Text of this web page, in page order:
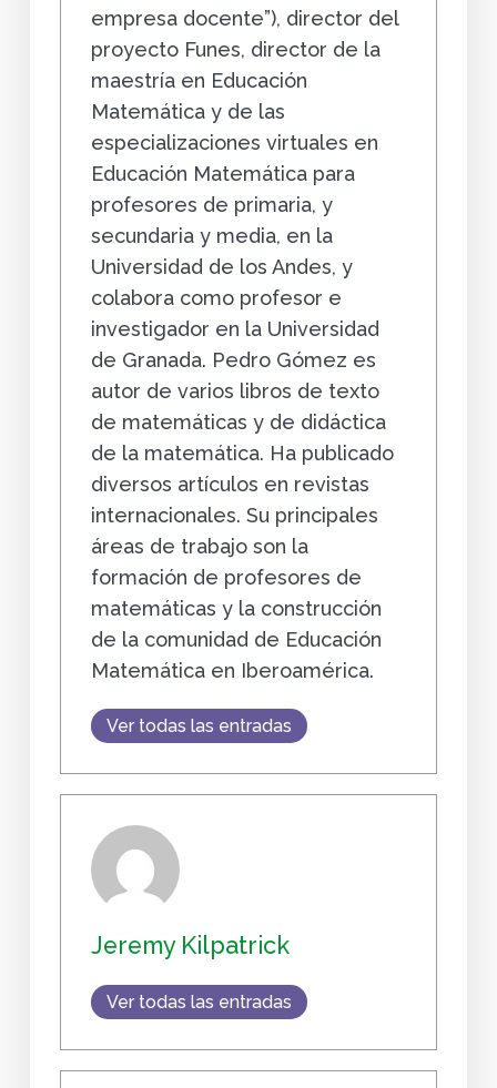
empresa docente”), director del
proyecto Funes, director de la
maestría en Educación
Matemática y de las
especializaciones virtuales en
Educación Matemática para
profesores de primaria, y
secundaria y media, en la
Universidad de los Andes, y
colabora como profesor e
investigador en la Universidad
de Granada. Pedro Gómez es
autor de varios libros de texto
de matemáticas y de didáctica
de la matemática. Ha publicado
diversos artículos en revistas
internacionales. Su principales
áreas de trabajo son la
formación de profesores de
matemáticas y la construcción
de la comunidad de Educación
Matemática en Iberoamérica.
Ver todas las entradas
Jeremy Kilpatrick
Ver todas las entradas